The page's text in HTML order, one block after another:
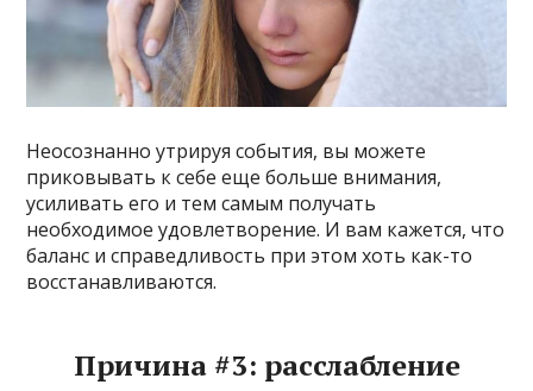
Неосознанно утрируя события, вы можете
приковывать к себе еще больше внимания,
усиливать его и тем самым получать
необходимое удовлетворение. И вам кажется, что
баланс и справедливость при этом хоть как-то
восстанавливаются.
Причина #3: расслабление